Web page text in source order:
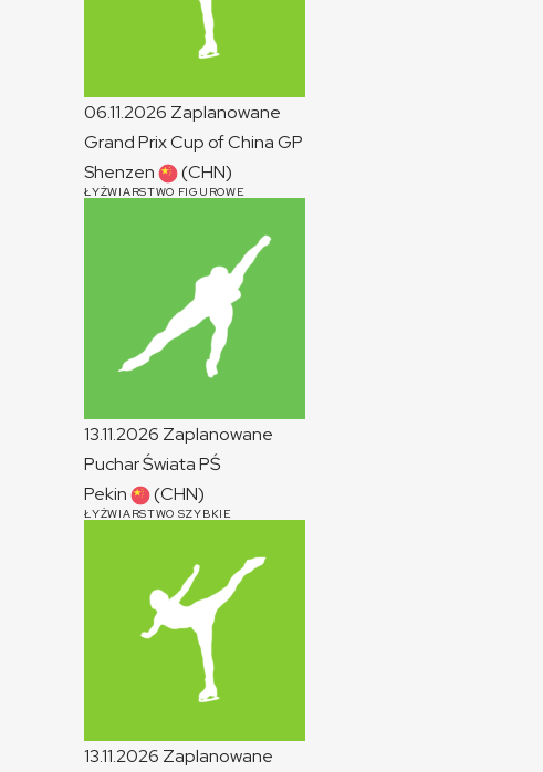
06.11.2026 Zaplanowane
Grand Prix Cup of ChinaGP
Shenzen
(CHN)
ŁYŻWIARSTWO FIGUROWE
13.11.2026 Zaplanowane
Puchar ŚwiataPŚ
Pekin
(CHN)
ŁYŻWIARSTWO SZYBKIE
13.11.2026 Zaplanowane